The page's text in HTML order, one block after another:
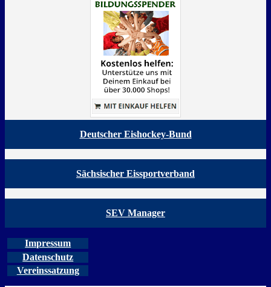
Deutscher Eishockey-Bund
Sächsischer Eissportverband
SEV Manager
Impressum
Datenschutz
Vereinssatzung